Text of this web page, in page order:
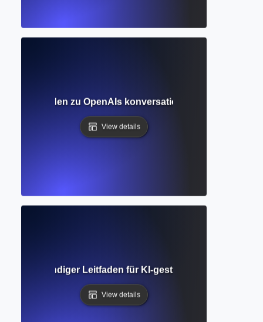
Leitfaden zu OpenAIs konversationaler KI für
View details
Vollständiger Leitfaden für KI-gestütztes Schreiben
View details